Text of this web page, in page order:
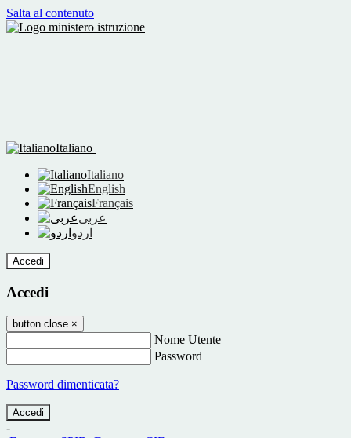
Salta al contenuto
Italiano
Italiano
English
Français
عربى
اردو
Accedi
Accedi
button close ×
Nome Utente
Password
Password dimenticata?
-